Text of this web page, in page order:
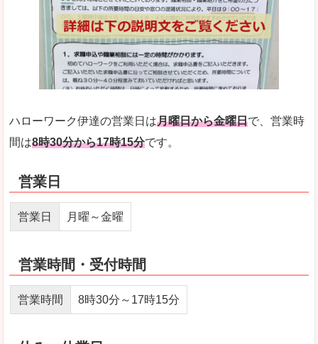
ハローワーク伊達の営業日は月曜日から金曜日で、営業時
間は8時30分から17時15分です。
営業日
営業日 月曜～金曜
営業時間・受付時間
営業時間 8時30分～17時15分